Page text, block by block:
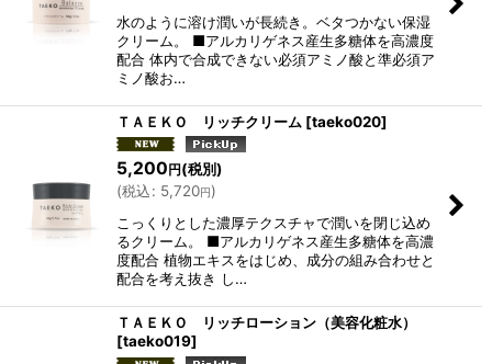
水のように溶け潤いが長続き。ベタつかない保湿
クリーム。 ■アルカリゲネス産生多糖体を高濃度
配合 体内で合成できない必須アミノ酸と準必須ア
ミノ酸お…
ＴＡＥＫＯ リッチクリーム [taeko020]
5,200円(税別)
(税込: 5,720円)
こっくりとした濃厚テクスチャで潤いを閉じ込め
るクリーム。 ■アルカリゲネス産生多糖体を高濃
度配合 植物エキスをはじめ、成分の組み合わせと
配合を考え抜き し…
ＴＡＥＫＯ リッチローション（美容化粧水）
[taeko019]